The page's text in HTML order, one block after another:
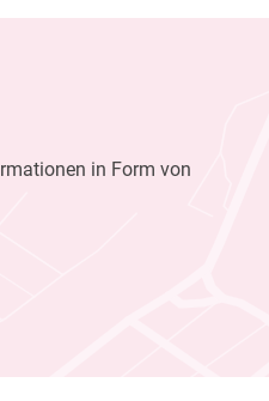
in Form von